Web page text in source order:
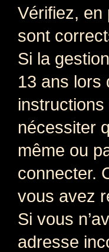
Vérifiez, en
sont
Si la
13 ans lors
nécessiter
même ou
connecter.
vous avez
Si vous
adresse